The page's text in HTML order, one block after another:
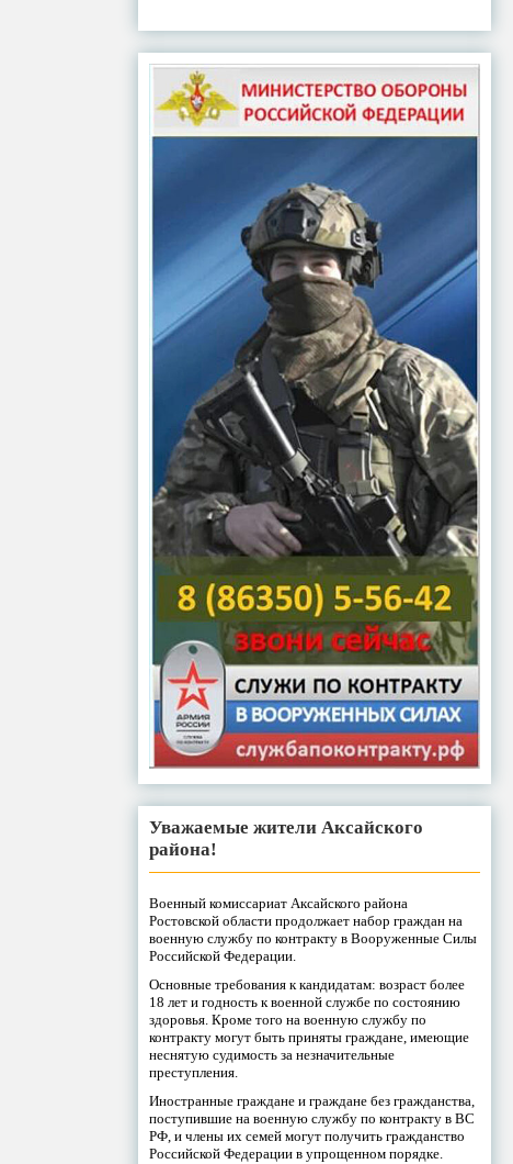
Уважаемые жители Аксайского
района!
Военный комиссариат Аксайского района
Ростовской области продолжает набор граждан на
военную службу по контракту в Вооруженные Силы
Российской Федерации.
Основные требования к кандидатам: возраст более
18 лет и годность к военной службе по состоянию
здоровья. Кроме того на военную службу по
контракту могут быть приняты граждане, имеющие
неснятую судимость за незначительные
преступления.
Иностранные граждане и граждане без гражданства,
поступившие на военную службу по контракту в ВС
РФ, и члены их семей могут получить гражданство
Российской Федерации в упрощенном порядке.